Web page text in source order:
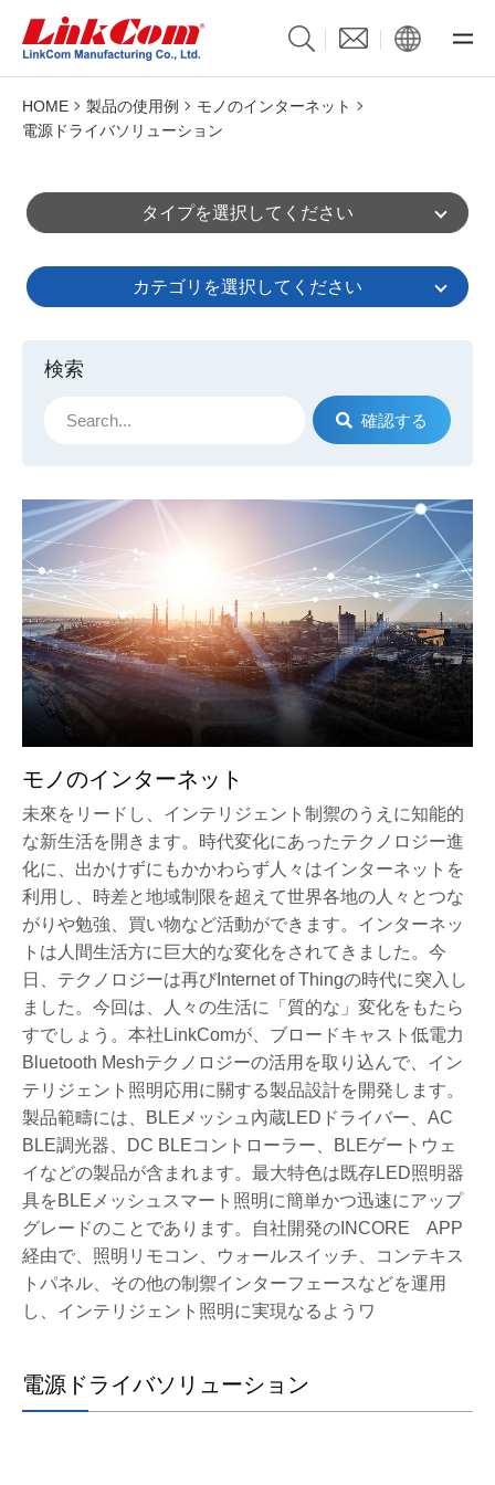
HOME 製品の使用例
モノのインターネット
電源ドライバソリューション
タイプを選択してください
カテゴリを選択してください
検索
確認する
モノのインターネット
未來をリードし、インテリジェント制禦のうえに知能的
な新生活を開きます。時代変化にあったテクノロジー進
化に、出かけずにもかかわらず人々はインターネットを
利用し、時差と地域制限を超えて世界各地の人々とつな
がりや勉強、買い物など活動ができます。インターネッ
トは人間生活方に巨大的な変化をされてきました。今
日、テクノロジーは再びInternet of Thingの時代に突入し
ました。今回は、人々の生活に「質的な」変化をもたら
すでしょう。本社LinkComが、ブロードキャスト低電力
Bluetooth Meshテクノロジーの活用を取り込んで、イン
テリジェント照明応用に關する製品設計を開発します。
製品範疇には、BLEメッシュ內蔵LEDドライバー、AC
BLE調光器、DC BLEコントローラー、BLEゲートウェ
イなどの製品が含まれます。最大特色は既存LED照明器
具をBLEメッシュスマート照明に簡単かつ迅速にアップ
グレードのことであります。自社開発のINCORE APP
経由で、照明リモコン、ウォールスイッチ、コンテキス
トパネル、その他の制禦インターフェースなどを運用
し、インテリジェント照明に実現なるようワ
電源ドライバソリューション